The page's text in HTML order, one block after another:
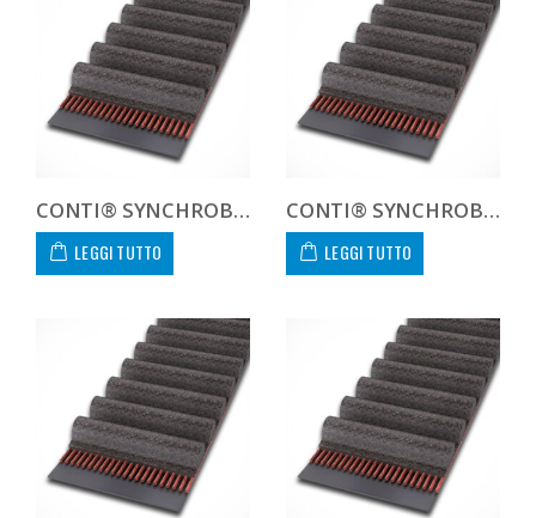
CONTI® SYNCHROBELT HTD81064-400 CUSTOM
LEGGI TUTTO
CONTI® SYNCHROBELT HTD8106420
LEGGI TUTTO